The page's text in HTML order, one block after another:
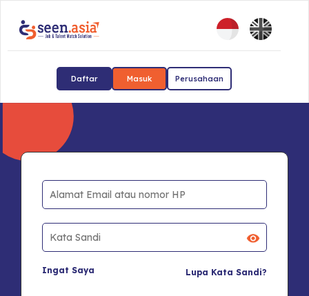
Daftar Masuk Perusahaan
Ingat Saya Lupa Kata Sandi?